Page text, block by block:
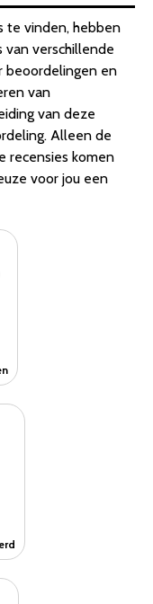
te vinden, hebben
verschillende
beoordelingen en
van
van deze
Alleen de
recensies komen
voor jou een